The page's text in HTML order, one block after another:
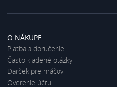
O NÁKUPE
Platba a doručenie
Často kladené otázky
Darček pre hráčov
Overenie účtu